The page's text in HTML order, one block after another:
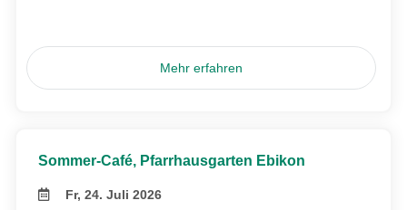
Mehr erfahren
Sommer-Café, Pfarrhausgarten Ebikon
Fr, 24. Juli 2026